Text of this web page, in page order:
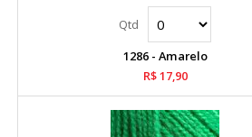
1286 - Amarelo
R$ 17,90